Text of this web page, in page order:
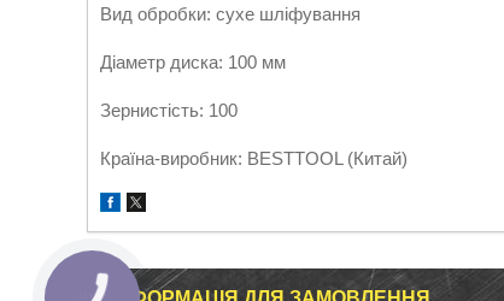
Вид обробки: сухе шліфування
Діаметр диска: 100 мм
Зернистість: 100
Країна-виробник: BESTTOOL (Китай)